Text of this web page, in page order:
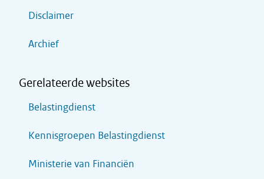
Disclaimer
Archief
Gerelateerde websites
Belastingdienst
Kennisgroepen Belastingdienst
Ministerie van Financiën